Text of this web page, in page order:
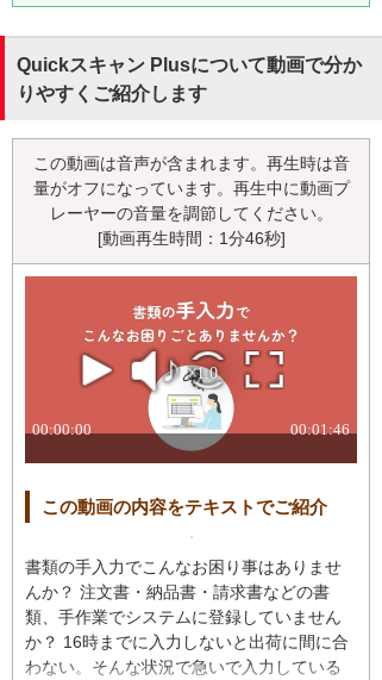
Quickスキャン Plusについて動画で分か
りやすくご紹介します
この動画は音声が含まれます。再生時は音
量がオフになっています。再生中に動画プ
レーヤーの音量を調節してください。
[動画再生時間：1分46秒]
この動画の内容をテキストでご紹介
書類の手入力でこんなお困り事はありませ
んか？ 注文書・納品書・請求書などの書
類、手作業でシステムに登録していません
か？ 16時までに入力しないと出荷に間に合
わない。そんな状況で急いで入力している